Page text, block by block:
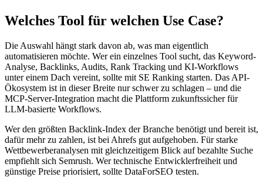
Welches Tool für welchen Use Case?
Die Auswahl hängt stark davon ab, was man eigentlich
automatisieren möchte. Wer ein einzelnes Tool sucht, das Keyword-
Analyse, Backlinks, Audits, Rank Tracking und KI-Workflows
unter einem Dach vereint, sollte mit SE Ranking starten. Das API-
Ökosystem ist in dieser Breite nur schwer zu schlagen – und die
MCP-Server-Integration macht die Plattform zukunftssicher für
LLM-basierte Workflows.
Wer den größten Backlink-Index der Branche benötigt und bereit ist,
dafür mehr zu zahlen, ist bei Ahrefs gut aufgehoben. Für starke
Wettbewerberanalysen mit gleichzeitigem Blick auf bezahlte Suche
empfiehlt sich Semrush. Wer technische Entwicklerfreiheit und
günstige Preise priorisiert, sollte DataForSEO testen.